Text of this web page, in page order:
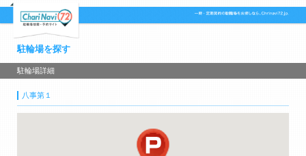
駐輪場を探す
駐輪場詳細
八事第１